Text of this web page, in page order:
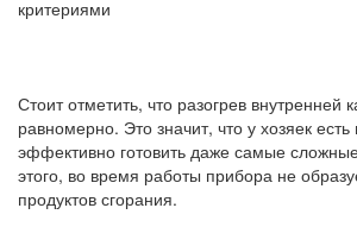
Стоит отметить, что разогрев внутренней
равномерно. Это значит, что у хозяек
эффективно готовить даже самые
этого, во время работы прибора не
продуктов сгорания.